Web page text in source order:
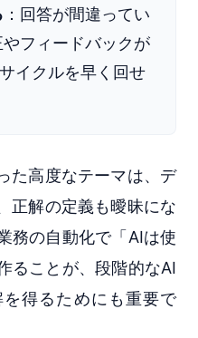
：回答が間違ってい
フィードバックが
イクルを早く回せ
た高度なテーマは、デ
正解の定義も曖昧にな
務の自動化で「AIは使
ることが、段階的なAI
得るためにも重要で